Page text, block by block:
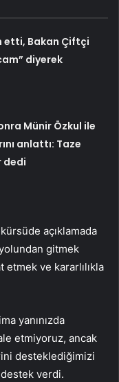
etti, Bakan Çiftçi
diyerek
Münir Özkul ile
anlattı: Taze
dedi
açıklamada
gitmek
ve kararlılıkla
yanınızda
etmiyoruz, ancak
desteklediğimizi
verdi.